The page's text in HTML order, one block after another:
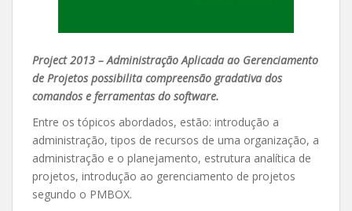
Project 2013 – Administração Aplicada ao Gerenciamento
de Projetos possibilita compreensão gradativa dos
comandos e ferramentas do software.
Entre os tópicos abordados, estão: introdução a
administração, tipos de recursos de uma organização, a
administração e o planejamento, estrutura analítica de
projetos, introdução ao gerenciamento de projetos
segundo o PMBOX.